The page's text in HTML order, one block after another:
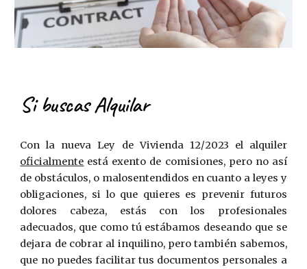
Si buscas Alquilar
Con la nuevaLey de Vivienda 12/2023 el alquiler
oficialmente está exento de comisiones, pero no así
de obstáculos, o malosentendidos en cuanto a leyes y
obligaciones, si lo que quieres es prevenir futuros
dolores cabeza, estás con los profesionales
adecuados, que como tú estábamos deseando que se
dejara de cobrar al inquilino, pero también sabemos,
que no puedes facilitar tus documentos personales a